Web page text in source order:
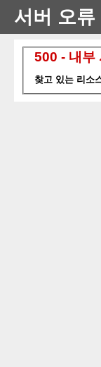
서버 오류
500 - 내부
찾고 있는 리소